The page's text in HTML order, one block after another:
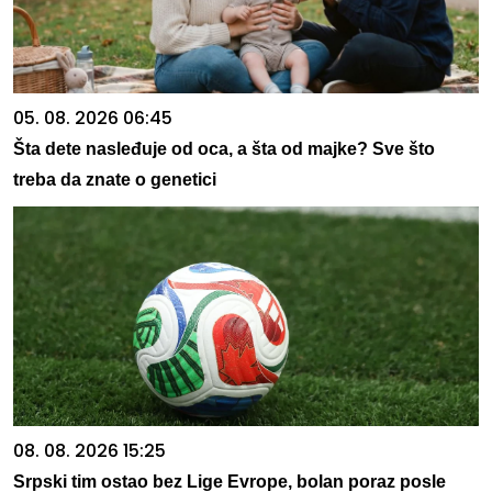
05. 08. 2026 06:45
Šta dete nasleđuje od oca, a šta od majke? Sve što
treba da znate o genetici
08. 08. 2026 15:25
Srpski tim ostao bez Lige Evrope, bolan poraz posle